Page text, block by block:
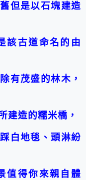
但是以石塊建造
該古道命名的由
有茂盛的林木，
建造的糯米橋，
白地毯、頭淋紛
值得你來親自體